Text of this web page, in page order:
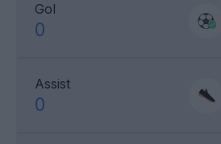
Gol
0
Assist
0